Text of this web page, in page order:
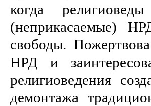
когда
(неприкасаемые)
свободы.
НРД и
религиоведения
демонтажа